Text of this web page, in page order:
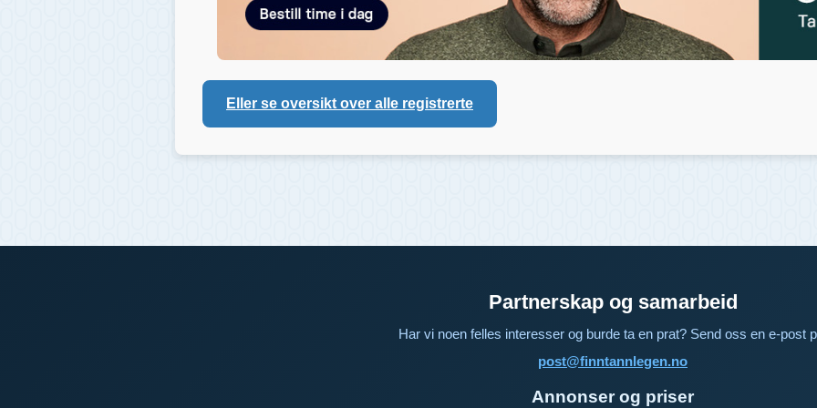
Eller se oversikt over alle registrerte
Partnerskap og samarbeid
Har vi noen felles interesser og burde ta en prat? Send oss en e-post
post@finntannlegen.no
Annonser og priser